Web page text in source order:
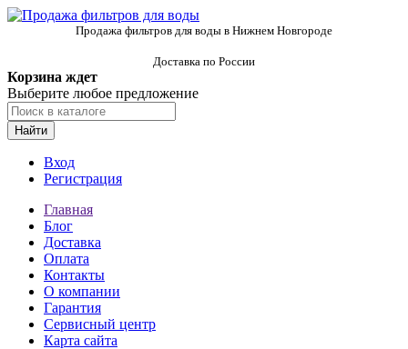
Продажа фильтров для воды в Нижнем Новгороде
Доставка по России
Корзина ждет
Выберите любое предложение
Найти
Вход
Регистрация
Главная
Блог
Доставка
Оплата
Контакты
О компании
Гарантия
Сервисный центр
Карта сайта